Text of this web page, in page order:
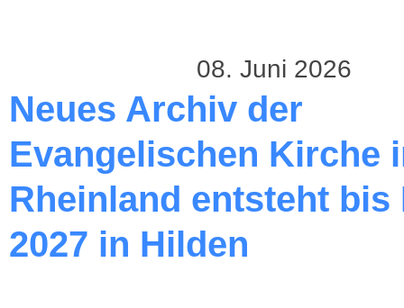
08. Juni 2026
Neues Archiv der
Evangelischen Kirche
Rheinland entsteht bis
2027 in Hilden